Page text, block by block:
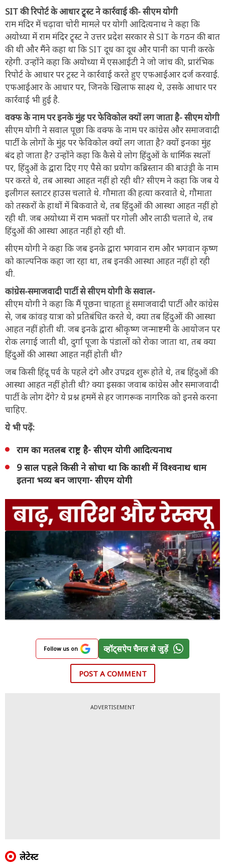
SIT की रिपोर्ट के आधार ट्र्स्ट ने कार्रवाई की- सीएम योगी
राम मंदिर में चढ़ावा चोरी मामले पर योगी आदित्यनाथ ने कहा कि
अयोध्या में राम मंदिर ट्र्स्ट ने उत्तर प्रदेश सरकार से SIT के गठन की बात
की थी और मैंने कहा था कि SIT दूध का दूध और पानी का पानी करके
रहेगी. उन्होंने कहा कि अयोध्या में एसआईटी ने जो जांच की, प्रारंभिक
रिपोर्ट के आधार पर ट्रस्ट ने कार्रवाई करते हुए एफआईआर दर्ज करवाई.
एफआईआर के आधार पर, जिनके खिलाफ साक्ष्य थे, उसके आधार पर
कार्रवाई भी हुई है.
वक्फ के नाम पर इनके मुंह पर फेविकोल क्यों लग जाता है- सीएम योगी
सीएम योगी ने सवाल पूछा कि वक्फ के नाम पर कांग्रेस और समाजवादी
पार्टी के लोगों के मुंह पर फेविकोल क्यों लग जाता है? क्यों इनका मुंह
बंद हो जाता है? उन्होंने कहा कि कैसे ये लोग हिंदुओं के धार्मिक स्थलों
पर, हिंदुओं के द्वारा दिए गए पैसे का प्रयोग कब्रिस्तान की बाउंड्री के नाम
पर करते थे, तब आस्था आहत नहीं हो रही थी? सीएम ने कहा कि जब ये
इलीगल स्लाटर हाउस चलाते थे. गौमाता की हत्या करवाते थे, गौमाता
को तस्करों के हाथों में बिकवाते थे, तब हिंदुओं की आस्था आहत नहीं हो
रही थी. जब अयोध्या में राम भक्तों पर गोली और लाठी चलाते थे, तब
हिंदुओं की आस्था आहत नहीं हो रही थी.
सीएम योगी ने कहा कि जब इनके द्वारा भगवान राम और भगवान कृष्ण
को काल्पनिक कहा जा रहा था, तब इनकी आस्था आहत नहीं हो रही
थी.
कांग्रेस-समाजवादी पार्टी से सीएम योगी के सवाल-
सीएम योगी ने कहा कि मैं पूछना चाहता हूं समाजवादी पार्टी और कांग्रेस
से, जब कांवड़ यात्रा को प्रतिबंधित करते थे, क्या तब हिंदुओं की आस्था
आहत नहीं होती थी. जब इनके द्वारा श्रीकृष्ण जन्माष्टमी के आयोजन पर
रोक लगाई जाती थी, दुर्गा पूजा के पंडालों को रोका जाता था, तब क्या
हिंदुओं की आस्था आहत नहीं होती थी?
जब किसी हिंदू पर्व के पहले दंगे और उपद्रव शुरू होते थे, तब हिंदुओं की
आस्था आहत नहीं होती थी? क्या इसका जवाब कांग्रेस और समाजवादी
पार्टी के लोग देंगे? ये प्रश्न हममें से हर जागरूक नागरिक को इनसे करना
चाहिए.
ये भी पढ़ें:
राम का मतलब राष्ट्र है- सीएम योगी आदित्यनाथ
9 साल पहले किसी ने सोचा था कि काशी में विश्वनाथ धाम
इतना भव्य बन जाएगा- सीएम योगी
Follow us on व्हॉट्सऐप चैनल से जुड़ें
POST A COMMENT
ADVERTISEMENT
लेटेस्ट